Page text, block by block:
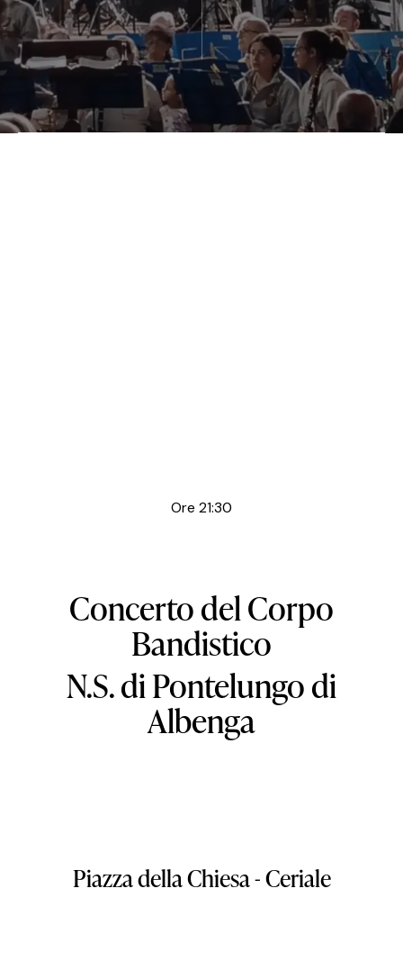
Ore 21:30
Concerto del Corpo
Bandistico
N.S. di Pontelungo di
Albenga
PiazzadellaChiesa-Ceriale